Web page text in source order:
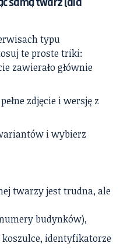
typu
te proste triki:
zawierało głównie
zdjęcie i wersję z
i wybierz
twarzy jest trudna, ale
budynków),
identyfikatorze